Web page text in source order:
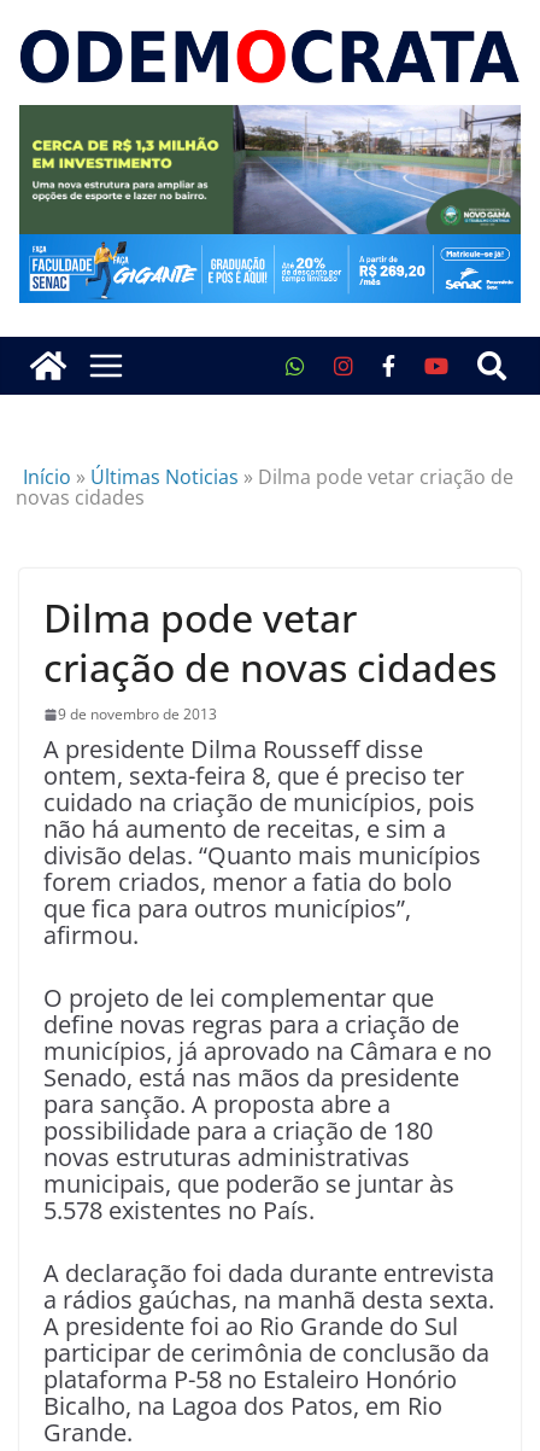
Início » Últimas Noticias » Dilma pode vetar criação de
novas cidades
Dilma pode vetar
criação de novas cidades
9 de novembro de 2013
A presidente Dilma Rousseff disse
ontem, sexta-feira 8, que é preciso ter
cuidado na criação de municípios, pois
não há aumento de receitas, e sim a
divisão delas. “Quanto mais municípios
forem criados, menor a fatia do bolo
que fica para outros municípios”,
afirmou.
O projeto de lei complementar que
define novas regras para a criação de
municípios, já aprovado na Câmara e no
Senado, está nas mãos da presidente
para sanção. A proposta abre a
possibilidade para a criação de 180
novas estruturas administrativas
municipais, que poderão se juntar às
5.578 existentes no País.
A declaração foi dada durante entrevista
a rádios gaúchas, na manhã desta sexta.
A presidente foi ao Rio Grande do Sul
participar de cerimônia de conclusão da
plataforma P-58 no Estaleiro Honório
Bicalho, na Lagoa dos Patos, em Rio
Grande.